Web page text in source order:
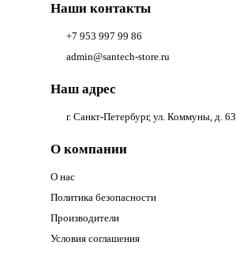
Наши контакты
+7 953 997 99 86
admin@santech-store.ru
Наш адрес
г. Санкт-Петербург, ул. Коммуны, д. 63
О компании
О нас
Политика безопасности
Производители
Условия соглашения